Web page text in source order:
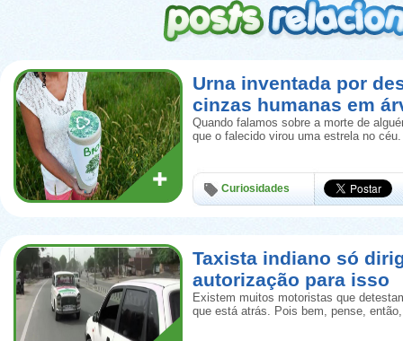
Urna inventada por
cinzas humanas em
Quando falamos sobre a morte de
que o falecido virou uma estrela no
Curiosidades
Taxista indiano só
autorização para isso
Existem muitos motoristas que
que está atrás. Pois bem, pense,